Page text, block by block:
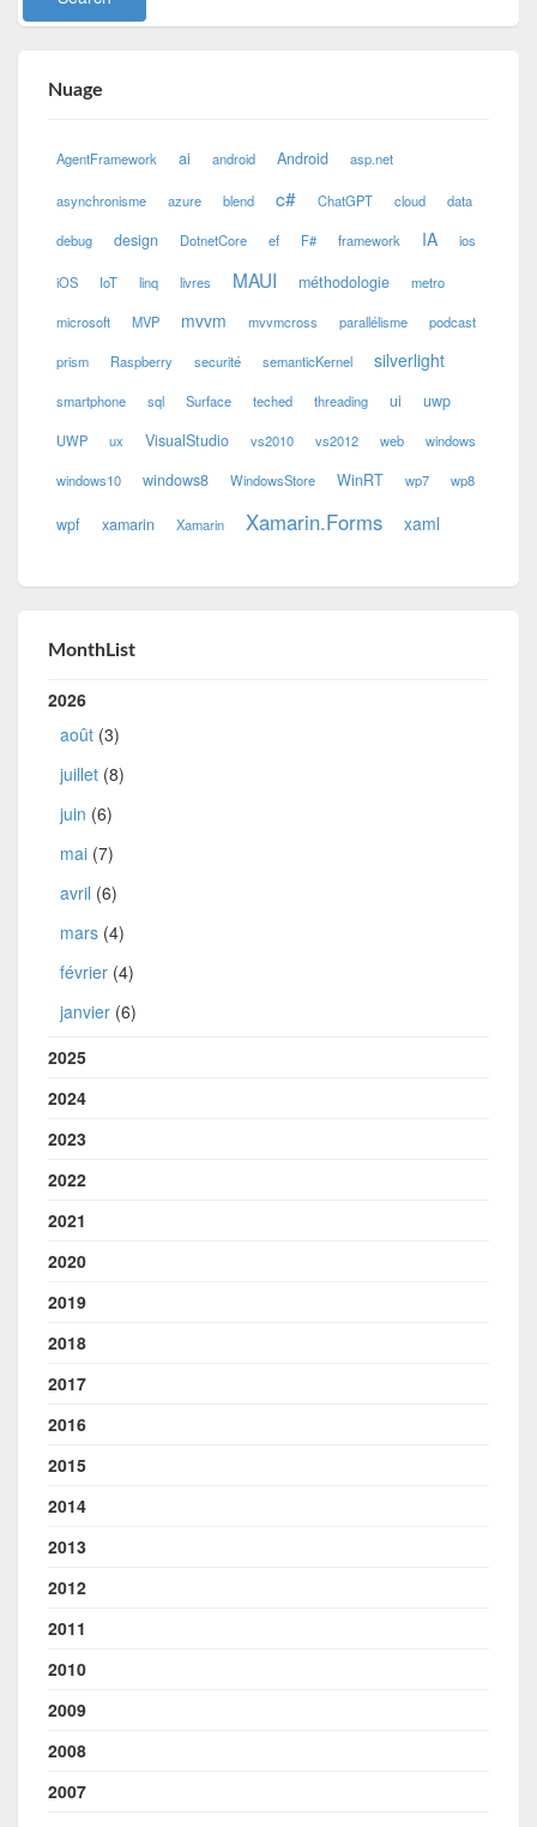
Nuage
AgentFramework ai android Android asp.net
asynchronisme azure blend c# ChatGPT cloud data
debug design DotnetCore ef F# framework IA ios
iOS IoT linq livres MAUI méthodologie metro
microsoft MVP mvvm mvvmcross parallélisme podcast
prism Raspberry securité semanticKernel silverlight
smartphone sql Surface teched threading ui uwp
UWP ux VisualStudio vs2010 vs2012 web windows
windows10 windows8 WindowsStore WinRT wp7 wp8
wpf xamarin Xamarin Xamarin.Forms xaml
MonthList
2026
août (3)
juillet (8)
juin (6)
mai (7)
avril (6)
mars (4)
février (4)
janvier (6)
2025
2024
2023
2022
2021
2020
2019
2018
2017
2016
2015
2014
2013
2012
2011
2010
2009
2008
2007